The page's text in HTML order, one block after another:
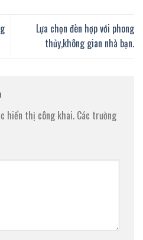
Lựa chọn đèn hợp với phong
thủy,không gian nhà bạn.
hiển thị công khai. Các trường